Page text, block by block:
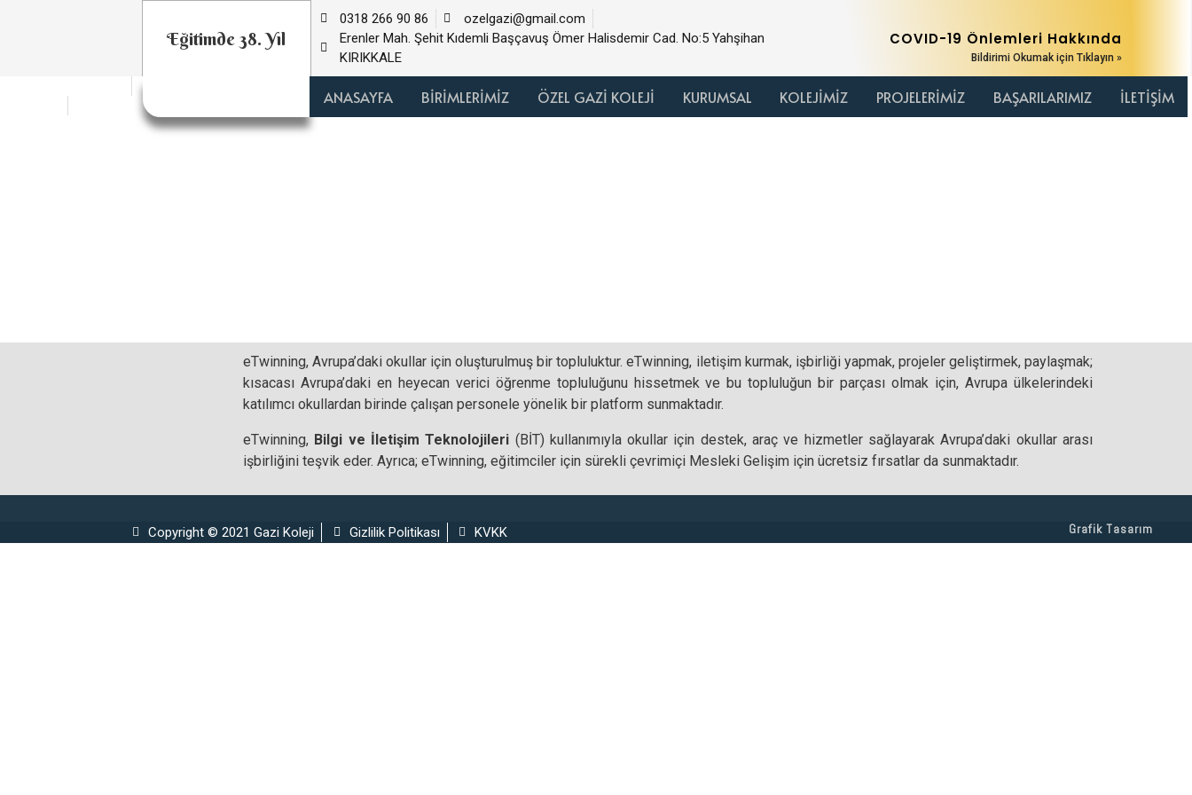
Eğitimde 38. Yıl
0318 266 90 86
ozelgazi@gmail.com
Erenler Mah. Şehit Kıdemli Başçavuş Ömer Halisdemir Cad. No:5 Yahşihan
KIRIKKALE
COVID-19 Önlemleri Hakkında
Bildirimi Okumak için Tıklayın »
ANASAYFA BİRİMLERİMİZ ÖZEL GAZİ KOLEJİ KURUMSAL KOLEJİMİZ PROJELERİMİZ BAŞARILARIMIZ İLETİŞİM
eTwinning, Avrupa’daki okullar için oluşturulmuş bir topluluktur. eTwinning, iletişim kurmak, işbirliği yapmak, projeler geliştirmek, paylaşmak;
kısacası Avrupa’daki en heyecan verici öğrenme topluluğunu hissetmek ve bu topluluğun bir parçası olmak için, Avrupa ülkelerindeki
katılımcı okullardan birinde çalışan personele yönelik bir platform sunmaktadır.
eTwinning, Bilgi ve İletişim Teknolojileri (BİT) kullanımıyla okullar için destek, araç ve hizmetler sağlayarak Avrupa’daki okullar arası
işbirliğini teşvik eder. Ayrıca; eTwinning, eğitimciler için sürekli çevrimiçi Mesleki Gelişim için ücretsiz fırsatlar da sunmaktadır.
Copyright © 2021 Gazi Koleji Gizlilik Politikası KVKK Grafik Tasarım